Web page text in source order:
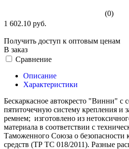
(0)
1 602.10 руб.
Получить доступ к оптовым ценам
В заказ
Сравнение
Описание
Характеристики
Бескаркасное автокресто "Винни" с
пятиточечную систему крепления и
ремнем; изготовлено из
материала в соответствии с
Таможенного Союза о безопасности
средств (ТР ТС 018/2011). Разные